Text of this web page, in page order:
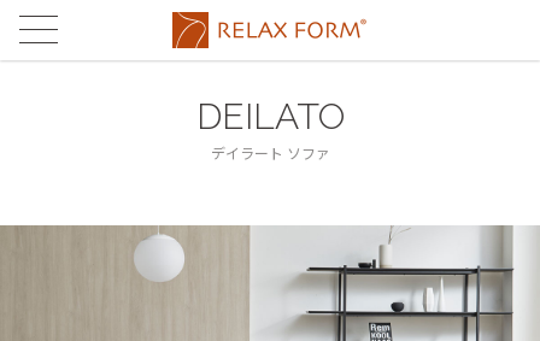
ユーロテック
LEATHERTEX SOFA レザーテックス®
ストア
DEILATO
デイラート ソファ